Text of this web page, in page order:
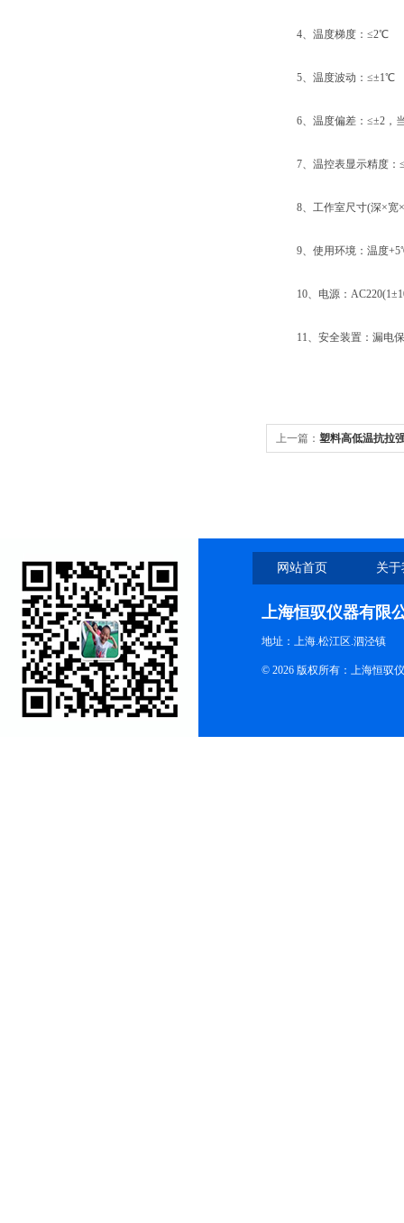
4、温度梯度：≤2℃
5、温度波动：≤±1℃
6、温度偏差：≤±2，当
7、温控表显示精度：
8、工作室尺寸(深×宽×
9、使用环境：温度+5℃
10、电源：
11、安全装置：漏电保
上一篇： 塑料高低温抗拉
网站首页 关
上海恒驭仪器有限
地址：上海.松江区.泗泾镇
© 2026 版权所有：上海恒驭